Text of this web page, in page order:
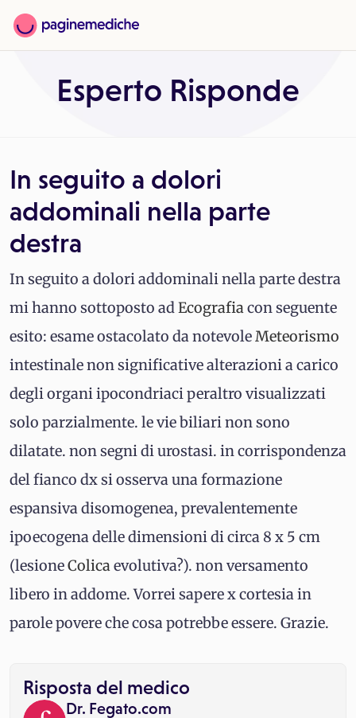
Esperto Risponde
In seguito a dolori
addominali nella parte
destra
In seguito a dolori addominali nella parte destra
mi hanno sottoposto adEcografiacon seguente
esito: esame ostacolato da notevoleMeteorismo
intestinale non significative alterazioni a carico
degli organi ipocondriaci peraltro visualizzati
solo parzialmente. le vie biliari non sono
dilatate. non segni di urostasi. in corrispondenza
del fianco dx si osserva una formazione
espansiva disomogenea, prevalentemente
ipoecogena delle dimensioni di circa 8 x 5 cm
(lesioneColicaevolutiva?). non versamento
libero in addome. Vorrei sapere x cortesia in
parole povere che cosa potrebbe essere. Grazie.
Risposta del medico
Dr. Fegato.com